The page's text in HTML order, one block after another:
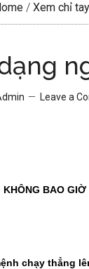
/ Xem chỉ tay
Leave a
KHÔNG BAO
chạy thẳng